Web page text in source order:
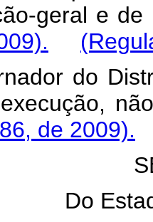
geral e
do
de 2009).
Do